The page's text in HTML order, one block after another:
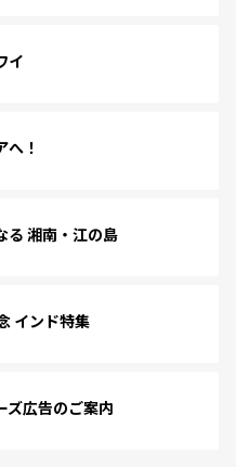
イ
へ！
る 湘南・江の島
インド特集
ズ広告のご案内